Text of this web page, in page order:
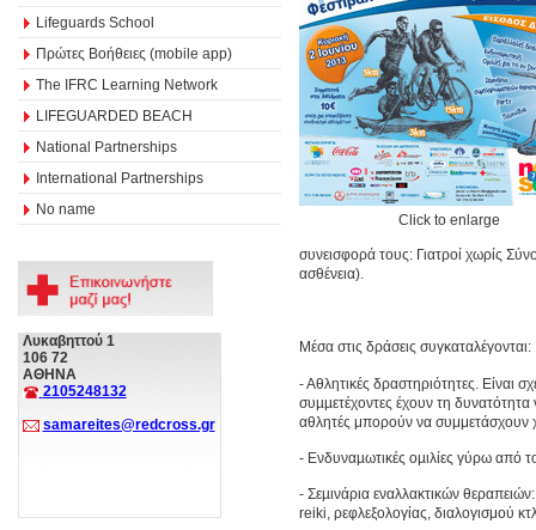
Lifeguards School
Πρώτες Βοήθειες (mobile app)
The IFRC Learning Network
LIFEGUARDED BEACH
National Partnerships
International Partnerships
No name
Λυκαβηττού 1
106 72
ΑΘΗΝΑ
2105248132
samareites@redcross.gr
Click to enlarge
συνεισφορά τους: Γιατροί χωρίς
ασθένεια).
Μέσα στις δράσεις συγκαταλέγονται:
- Αθλητικές δραστηριότητες. Είναι
συµµετέχοντες έχουν τη
αθλητές μπορούν να συμμετάσχουν
- Ενδυναµωτικές οµιλίες γύρω από
- Σεµινάρια εναλλακτικών
reiki, ρεφλεξολογίας, διαλογισμού